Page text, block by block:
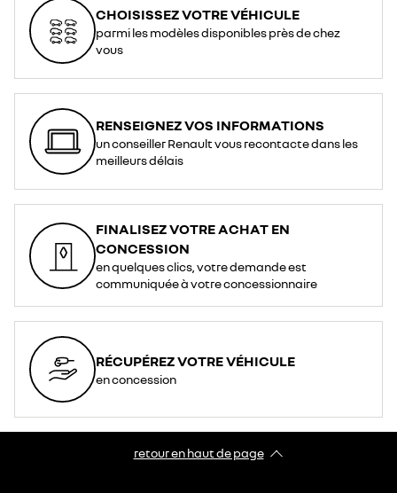
CHOISISSEZ VOTRE VÉHICULE
parmi les modèles disponibles près de chez
vous
RENSEIGNEZ VOS INFORMATIONS
un conseiller Renault vous recontacte dans les
meilleurs délais
FINALISEZ VOTRE ACHAT EN
CONCESSION
en quelques clics, votre demande est
communiquée à votre concessionnaire
RÉCUPÉREZ VOTRE VÉHICULE
en concession
retour en haut de page​